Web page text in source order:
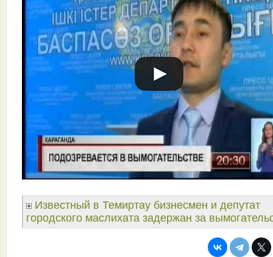
Известный в Темиртау бизнесмен и депутат
городского маслихата задержан за